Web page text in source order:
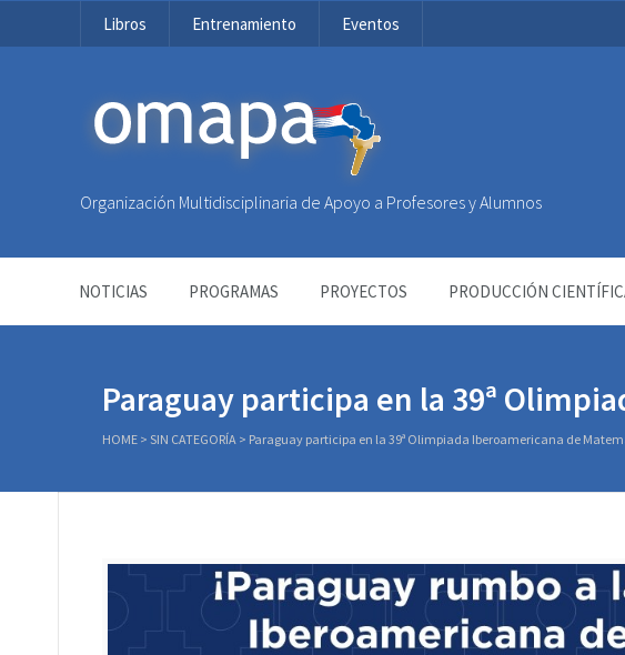
Libros Entrenamiento Eventos
OMAPA
Organización Multidisciplinaria de Apoyo a Profesores y Alumnos
NOTICIAS PROGRAMAS PROYECTOS PRODUCCIÓN
Paraguay participa en la 39ª
HOME > SIN CATEGORÍA > Paraguay participa en la 39ª Olimpiada Iberoamericana de